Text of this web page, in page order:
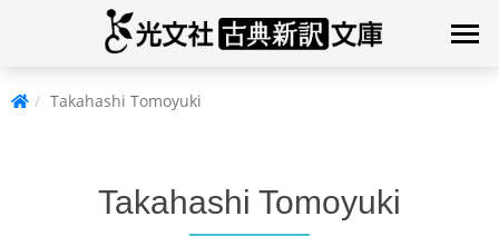
Takahashi Tomoyuki
Takahashi Tomoyuki